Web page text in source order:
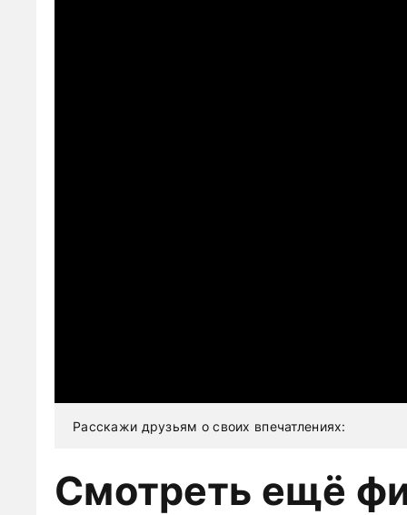
Расскажи друзьям о своих впечатлениях:
Смотреть ещё